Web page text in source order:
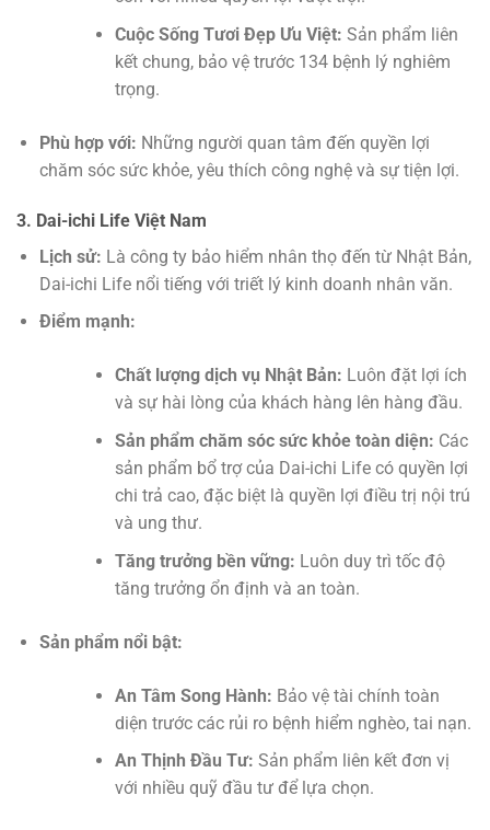
Cuộc Sống Tươi Đẹp Ưu Việt: Sản phẩm liên
kết chung, bảo vệ trước 134 bệnh lý nghiêm
trọng.
Phù hợp với: Những người quan tâm đến quyền lợi
chăm sóc sức khỏe, yêu thích công nghệ và sự tiện lợi.
3. Dai-ichi Life Việt Nam
Lịch sử: Là công ty bảo hiểm nhân thọ đến từ Nhật Bản,
Dai-ichi Life nổi tiếng với triết lý kinh doanh nhân văn.
Điểm mạnh:
Chất lượng dịch vụ Nhật Bản: Luôn đặt lợi ích
và sự hài lòng của khách hàng lên hàng đầu.
Sản phẩm chăm sóc sức khỏe toàn diện: Các
sản phẩm bổ trợ của Dai-ichi Life có quyền lợi
chi trả cao, đặc biệt là quyền lợi điều trị nội trú
và ung thư.
Tăng trưởng bền vững: Luôn duy trì tốc độ
tăng trưởng ổn định và an toàn.
Sản phẩm nổi bật:
An Tâm Song Hành: Bảo vệ tài chính toàn
diện trước các rủi ro bệnh hiểm nghèo, tai nạn.
An Thịnh Đầu Tư: Sản phẩm liên kết đơn vị
với nhiều quỹ đầu tư để lựa chọn.